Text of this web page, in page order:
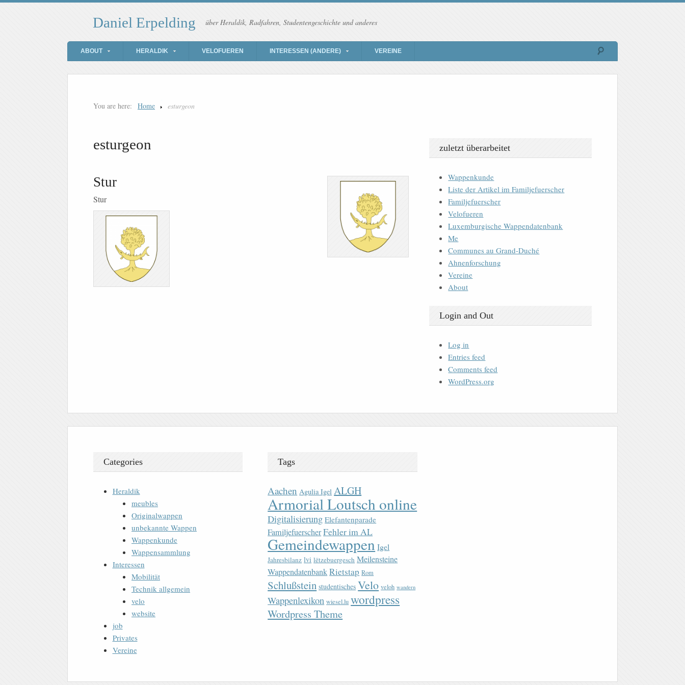
Daniel Erpelding über Heraldik, Radfahren, Studentengeschichte und anderes
ABOUT HERALDIK VELOFUEREN INTERESSEN (ANDERE) VEREINE
You are here: Home esturgeon
esturgeon
Stur
Stur
zuletzt überarbeitet
Wappenkunde
Liste der Artikel im Familjefuerscher
Familjefuerscher
Velofueren
Luxemburgische Wappendatenbank
Me
Communes au Grand-Duché
Ahnenforschung
Vereine
About
Login and Out
Log in
Entries feed
Comments feed
WordPress.org
Categories
Heraldik
meubles
Originalwappen
unbekannte Wappen
Wappenkunde
Wappensammlung
Interessen
Mobilität
Technik allgemein
velo
website
job
Privates
Vereine
Tags
Aachen Agulia Igel ALGH
Armorial Loutsch online
Digitalisierung Elefantenparade
FamiljefuerscherFehler im AL
Gemeindewappen Igel
Jahresbilanz lvi lëtzebuergesch Meilensteine
WappendatenbankRietstap Rom
Schlußstein studentisches Velo veloh wandern
Wappenlexikon wiesel.lu wordpress
Wordpress Theme